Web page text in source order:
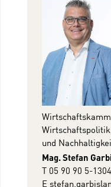
und
Mag. Stefan
T 05 90 90 5-1304
E